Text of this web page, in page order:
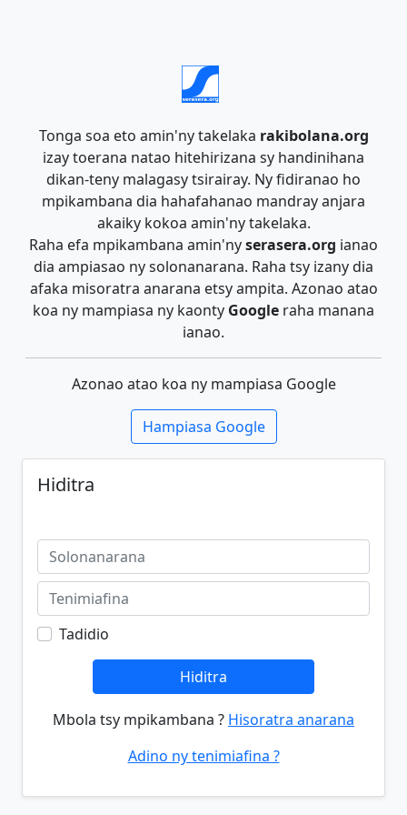
Tonga soa eto amin'ny takelaka rakibolana.org
izay toerana natao hitehirizana sy handinihana
dikan-teny malagasy tsirairay. Ny fidiranao ho
mpikambana dia hahafahanao mandray anjara
akaiky kokoa amin'ny takelaka.
Raha efa mpikambana amin'nyserasera.org ianao
dia ampiasao ny solonanarana. Raha tsy izany dia
afaka misoratra anarana etsy ampita. Azonao atao
koa ny mampiasa ny kaonty Google raha manana
ianao.
Azonao atao koa ny mampiasa Google
Hampiasa Google
Hiditra
Tadidio
Hiditra
Mbola tsy mpikambana ? Hisoratra anarana
Adino ny tenimiafina ?